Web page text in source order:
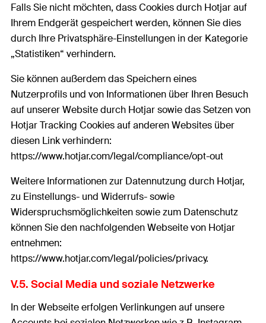
Falls Sie nicht möchten, dass Cookies durch Hotjar auf
Ihrem Endgerät gespeichert werden, können Sie dies
durch Ihre Privatsphäre-Einstellungen in der Kategorie
„Statistiken“ verhindern.
Sie können außerdem das Speichern eines
Nutzerprofils und von Informationen über Ihren Besuch
auf unserer Website durch Hotjar sowie das Setzen von
Hotjar Tracking Cookies auf anderen Websites über
diesen Link verhindern:
https://www.hotjar.com/legal/compliance/opt-out
Weitere Informationen zur Datennutzung durch Hotjar,
zu Einstellungs- und Widerrufs- sowie
Widerspruchsmöglichkeiten sowie zum Datenschutz
können Sie den nachfolgenden Webseite von Hotjar
entnehmen:
https://www.hotjar.com/legal/policies/privacy.
V.5. Social Media und soziale Netzwerke
In der Webseite erfolgen Verlinkungen auf unsere